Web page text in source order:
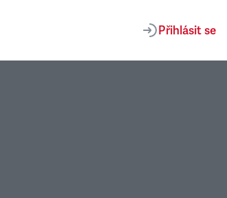
Přihlásit se